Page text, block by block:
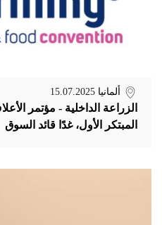
ألمانيا 15.07.2025
المبتكر الأول، غدًا قائد السوق